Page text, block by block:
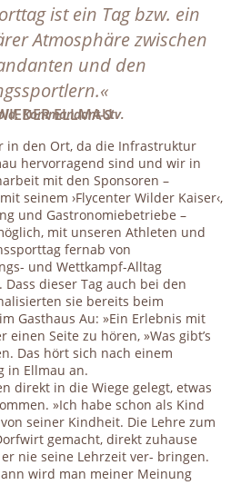
ist ein Tag bzw. ein
Atmosphäre zwischen
und den
Kommandant-Stv.
ELLMAU
in den Ort, da die Infrastruktur
hervorragend sind und wir in
mit den Sponsoren –
seinem ›Flycenter Wilder Kaiser‹,
und Gastronomiebetriebe –
mit unseren Athleten und
fernab von
und Wettkampf-Alltag
dieser Tag auch bei den
sie bereits beim
Gasthaus Au: »Ein Erlebnis mit
Seite zu hören, »Was gibt’s
Das hört sich nach einem
in Ellmau an.
direkt in die Wiege gelegt, etwas
»Ich habe schon als Kind
seiner Kindheit. Die Lehre zum
gemacht, direkt zuhause
nie seine Lehrzeit ver- bringen.
wird man meiner Meinung